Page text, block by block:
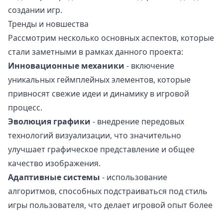
создании игр.
Тренды и новшества
Рассмотрим несколько основных аспектов, которые
стали заметными в рамках данного проекта:
Инновационные механики - включение
уникальных геймплейных элементов, которые
привносят свежие идеи и динамику в игровой
процесс.
Эволюция графики - внедрение передовых
технологий визуализации, что значительно
улучшает графическое представление и общее
качество изображения.
Адаптивные системы - использование
алгоритмов, способных подстраиваться под стиль
игры пользователя, что делает игровой опыт более